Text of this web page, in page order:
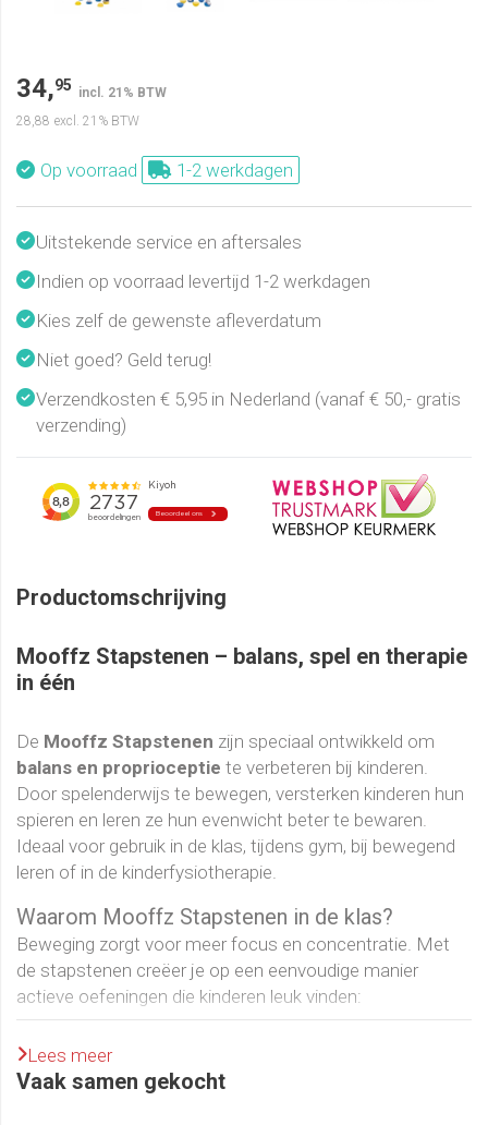
34,95 incl. 21% BTW
28,88 excl. 21% BTW
Op voorraad 1-2 werkdagen
Uitstekende service en aftersales
Indien op voorraad levertijd 1-2 werkdagen
Kies zelf de gewenste afleverdatum
Niet goed? Geld terug!
Verzendkosten € 5,95 in Nederland (vanaf € 50,- gratis
verzending)
Productomschrijving
Mooffz Stapstenen – balans, spel en therapie
in één
De Mooffz Stapstenen zijn speciaal ontwikkeld om
balans en proprioceptie te verbeteren bij kinderen.
Door spelenderwijs te bewegen, versterken kinderen hun
spieren en leren ze hun evenwicht beter te bewaren.
Ideaal voor gebruik in de klas, tijdens gym, bij bewegend
leren of in de kinderfysiotherapie.
Waarom Mooffz Stapstenen in de klas?
Beweging zorgt voor meer focus en concentratie. Met
de stapstenen creëer je op een eenvoudige manier
actieve oefeningen die kinderen leuk vinden:
te oefenen
Blijf stilstaan op één of twee voeten
Lees meer
Vaak samen gekocht